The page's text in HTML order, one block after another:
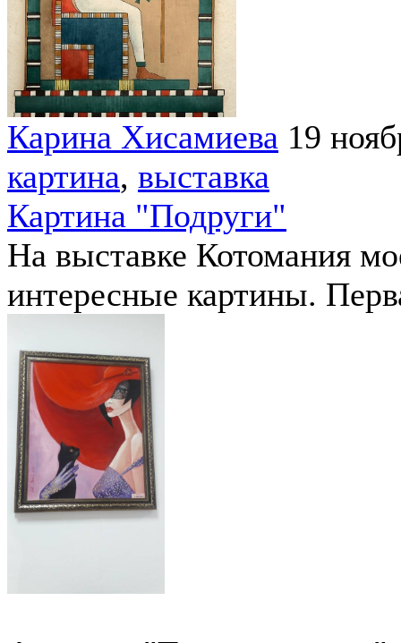
Карина Хисамиева 19
картина, выставка
Картина "Подруги"
На выставке Котомания
интересные картины.